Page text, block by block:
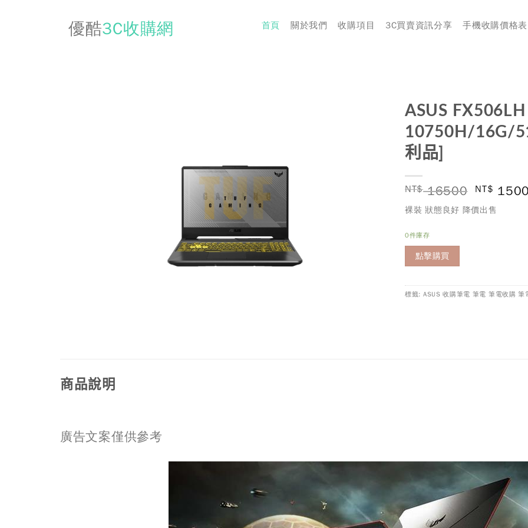
優酷3C收購網 首頁 關於我們 收購項目 3C買賣資訊分享 手機收購價格表
ASUS
10750H/16G/
利品]
NT$16500 NT$
裸裝 狀態良好 降價出售
0件庫存
點擊購買
標籤: ASUS 收購筆電 筆電 筆電收購 筆
商品說明
廣告文案僅供參考